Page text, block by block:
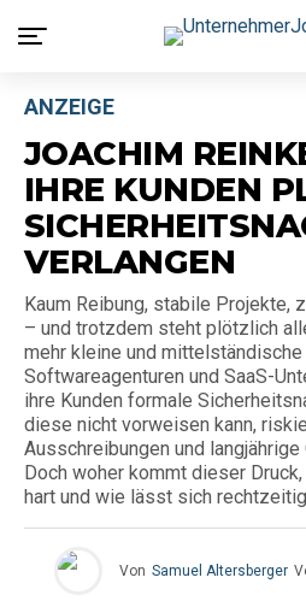
ANZEIGE
JOACHIM
IHRE KUNDEN
VERLANGEN
Kaum Reibung, stabile Projekte,
– und trotzdem steht plötzlich
mehr kleine und
Softwareagenturen und SaaS-
ihre Kunden formale
diese nicht vorweisen kann,
Ausschreibungen und
Doch woher kommt dieser
hart und wie lässt sich
Von Samuel Altersberger